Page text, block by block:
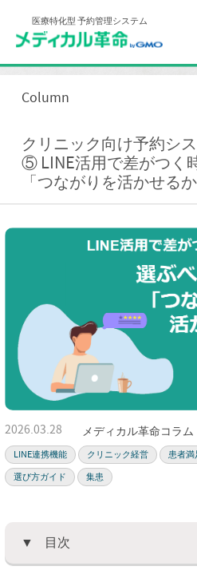
医療特化型 予約管理システム
Column
クリニック向け予約シ
⑤ LINE活用で差がつく
「つながりを活かせる
2026.03.28 メディカル革命コラム
LINE連携機能 クリニック経営
患者満
選び方ガイド
集患
目次